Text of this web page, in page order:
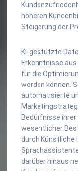
höheren
Steigerung der
KI-gestützte
Erkenntnisse
für die
werden können.
automatisierte
Bedürfnisse ihrer
wesentlicher
durch Künstliche
darüber hinaus